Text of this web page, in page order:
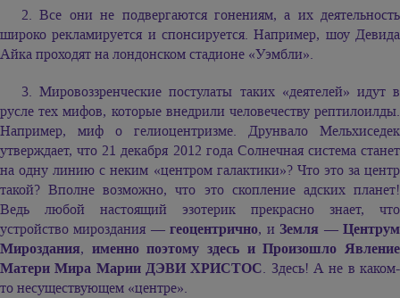
2. Все они не подвергаются гонениям, а их деятельность
широко рекламируется и спонсируется. Например, шоу Девида
Айка проходят на лондонском стадионе «Уэмбли».
3. Мировоззренческие постулаты таких «деятелей» идут в
русле тех мифов, которые внедрили человечеству рептилоилды.
Например, миф о гелиоцентризме. Друнвало Мельхиседек
утверждает, что 21 декабря 2012 года Солнечная система станет
на одну линию с неким «центром галактики»? Что это за центр
такой? Вполне возможно, что это скопление адских планет!
Ведь любой настоящий эзотерик прекрасно знает, что
устройство мироздания —геоцентрично, иЗемля — Центрум
Мироздания, именно поэтому здесь и Произошло Явление
Матери Мира Марии ДЭВИ ХРИСТОС. Здесь! А не в каком-
то несуществующем «центре».